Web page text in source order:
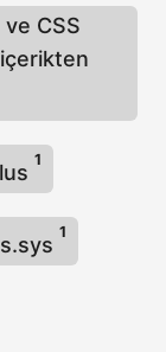
CSS
içerikten
1
1